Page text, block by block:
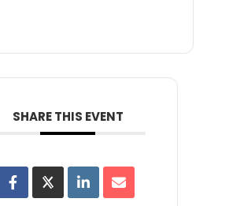
SHARE THIS EVENT